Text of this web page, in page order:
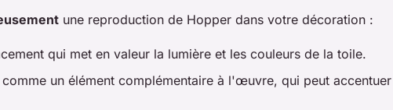
une reproduction de Hopper dans votre décoration :
qui met en valeur la lumière et les couleurs de la toile.
un élément complémentaire à l'œuvre, qui peut accentuer